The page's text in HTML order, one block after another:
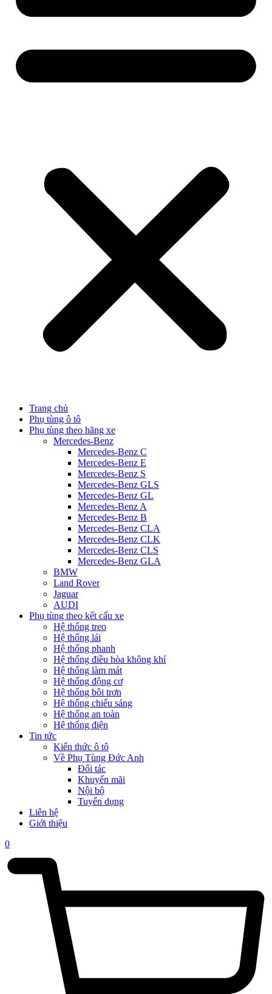
Trang chủ
Phụ tùng ô tô
Phụ tùng theo hãng xe
Mercedes-Benz
Mercedes-Benz C
Mercedes-Benz E
Mercedes-Benz S
Mercedes-Benz GLS
Mercedes-Benz GL
Mercedes-Benz A
Mercedes-Benz B
Mercedes-Benz CLA
Mercedes-Benz CLK
Mercedes-Benz CLS
Mercedes-Benz GLA
BMW
Land Rover
Jaguar
AUDI
Phụ tùng theo kết cấu xe
Hệ thống treo
Hệ thống lái
Hệ thống phanh
Hệ thống điều hòa không khí
Hệ thống làm mát
Hệ thống động cơ
Hệ thống bôi trơn
Hệ thống chiếu sáng
Hệ thống an toàn
Hệ thống điện
Tin tức
Kiến thức ô tô
Về Phụ Tùng Đức Anh
Đối tác
Khuyến mãi
Nội bộ
Tuyển dụng
Liên hệ
Giới thiệu
0